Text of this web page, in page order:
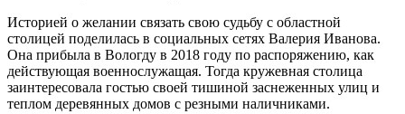
Историей о желании связать свою судьбу с областной
столицей поделилась в социальных сетях Валерия Иванова.
Она прибыла в Вологду в 2018 году по распоряжению, как
действующая военнослужащая. Тогда кружевная столица
заинтересовала гостью своей тишиной заснеженных улиц и
теплом деревянных домов с резными наличниками.